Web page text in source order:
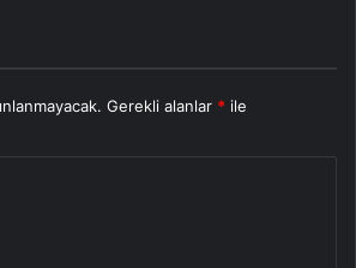
Gerekli alanlar * ile